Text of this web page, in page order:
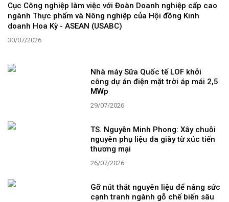
Cục Công nghiệp làm việc với Đoàn Doanh nghiệp cấp cao
ngành Thực phẩm và Nông nghiệp của Hội đồng Kinh
doanh Hoa Kỳ - ASEAN (USABC)
30/07/2026
Nhà máy Sữa Quốc tế LOF khởi
công dự án điện mặt trời áp mái 2,5
MWp
29/07/2026
TS. Nguyễn Minh Phong: Xây chuỗi
nguyên phụ liệu da giày từ xúc tiến
thương mại
26/07/2026
Gỡ nút thắt nguyên liệu để nâng sức
cạnh tranh ngành gỗ chế biến sâu